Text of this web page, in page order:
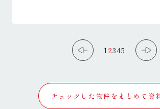
1 2345
チェックした物件をまとめて資